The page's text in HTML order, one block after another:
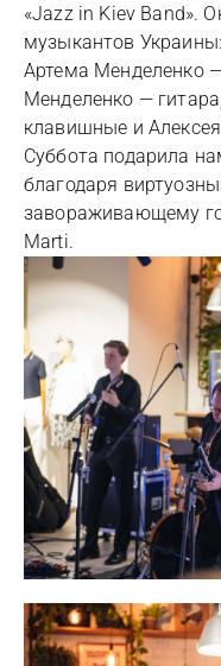
«Jazz in Kiev Band».
музыкантов
Артема Менделенко
Менделенко —
клавишные и
Суббота подарила
благодаря
завораживающему
Marti.